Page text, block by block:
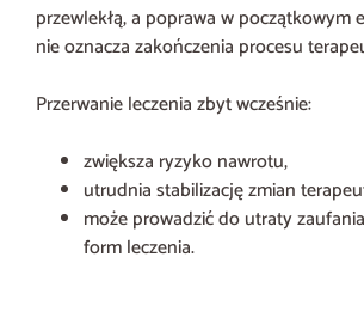
przewlekłą, a poprawa w początkowym
nie oznacza zakończenia procesu
Przerwanie leczenia zbyt wcześnie:
zwiększa ryzyko nawrotu,
utrudnia stabilizację zmian
może prowadzić do utraty
form leczenia.